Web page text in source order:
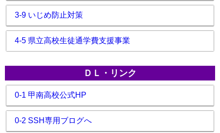
3-9 いじめ防止対策
4-5 県立高校生徒通学費支援事業
ＤＬ・リンク
0-1 甲南高校公式HP
0-2 SSH専用ブログへ